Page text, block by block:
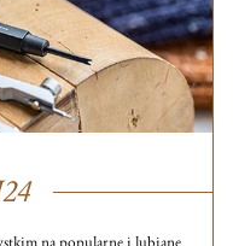
na popularne i lubiane